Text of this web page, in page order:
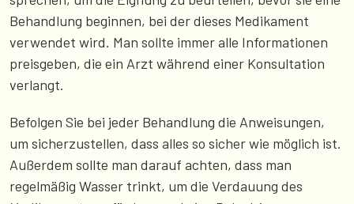
Behandlung beginnen, bei der dieses Medikament
verwendet wird. Man sollte immer alle Informationen
preisgeben, die ein Arzt während einer Konsultation
verlangt.
Befolgen Sie bei jeder Behandlung die Anweisungen,
um sicherzustellen, dass alles so sicher wie möglich ist.
Außerdem sollte man darauf achten, dass man
regelmäßig Wasser trinkt, um die Verdauung des